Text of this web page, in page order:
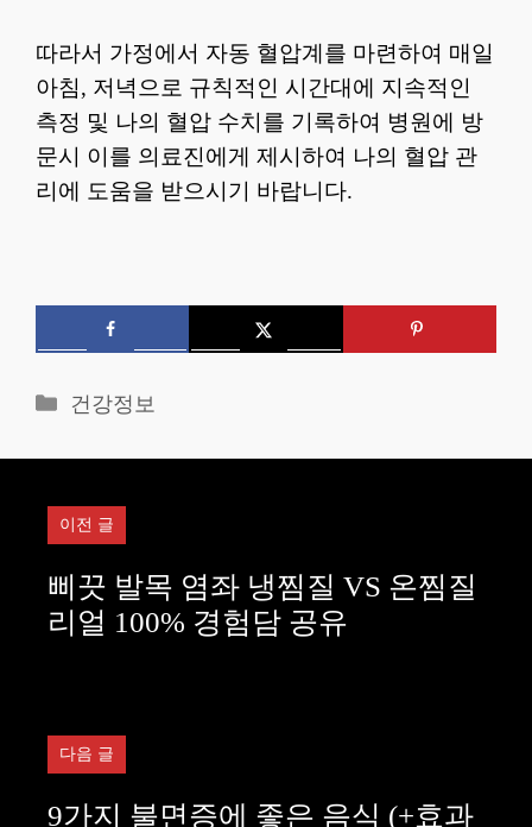
따라서 가정에서 자동 혈압계를 마련하여 매일
아침, 저녁으로 규칙적인 시간대에 지속적인
측정 및 나의 혈압 수치를 기록하여 병원에 방
문시 이를 의료진에게 제시하여 나의 혈압 관
리에 도움을 받으시기 바랍니다.
카
고
건강정보
이전 글
삐끗 발목 염좌 냉찜질 VS 온찜질
리얼 100% 경험담 공유
다음 글
9가지 불면증에 좋은 음식 (+효과